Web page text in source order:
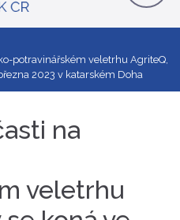
potravinářském veletrhu AgriteQ,
2023 v katarském Doha
na
veletrhu